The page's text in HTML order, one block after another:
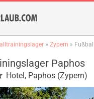
» Zypern »
Paphos
Hotel, Paphos (Zypern)